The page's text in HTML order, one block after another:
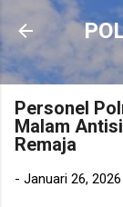
Personel
Malam
Remaja
- Januari 26, 2026